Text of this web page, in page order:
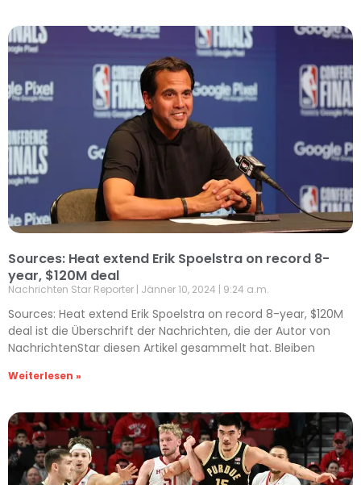
Sources: Heat extend Erik Spoelstra on record 8-
year, $120M deal
Nachrichten Star Reporter Jänner 10, 2024 9:24 a.m.
Sources: Heat extend Erik Spoelstra on record 8-year, $120M
deal ist die Überschrift der Nachrichten, die der Autor von
NachrichtenStar diesen Artikel gesammelt hat. Bleiben
Weiterlesen »